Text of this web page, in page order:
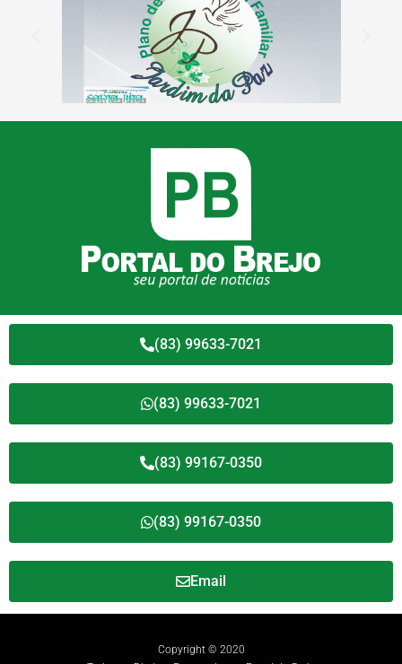
(83) 99633-7021
(83) 99633-7021
(83) 99167-0350
(83) 99167-0350
Email
Copyright © 2020